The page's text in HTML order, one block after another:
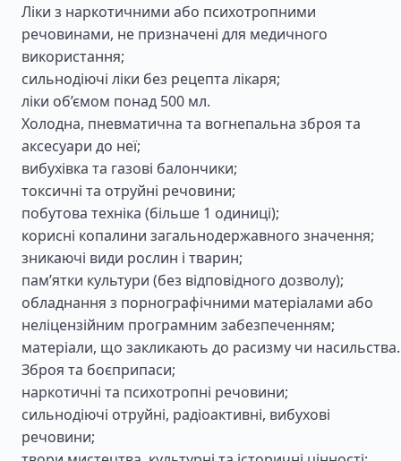
Ліки з наркотичними або психотропними
речовинами, не призначені для медичного
використання;
сильнодіючі ліки без рецепта лікаря;
ліки об’ємом понад 500 мл.
Холодна, пневматична та вогнепальна зброя та
аксесуари до неї;
вибухівка та газові балончики;
токсичні та отруйні речовини;
побутова техніка (більше 1 одиниці);
корисні копалини загальнодержавного значення;
зникаючі види рослин і тварин;
пам’ятки культури (без відповідного дозволу);
обладнання з порнографічними матеріалами або
неліцензійним програмним забезпеченням;
матеріали, що закликають до расизму чи насильства.
Зброя та боєприпаси;
наркотичні та психотропні речовини;
сильнодіючі отруйні, радіоактивні, вибухові
речовини;